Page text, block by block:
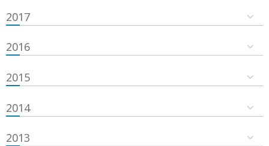
2017
2016
2015
2014
2013